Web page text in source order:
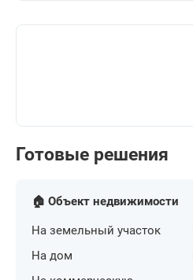
Готовые решения
🏠 Объект недвижимости
На земельный участок
На дом